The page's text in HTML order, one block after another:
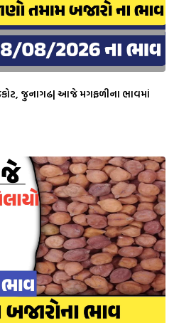
જુનાગઢ| આજે મગફળીના ભાવમાં